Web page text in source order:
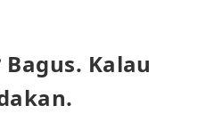
Kalau